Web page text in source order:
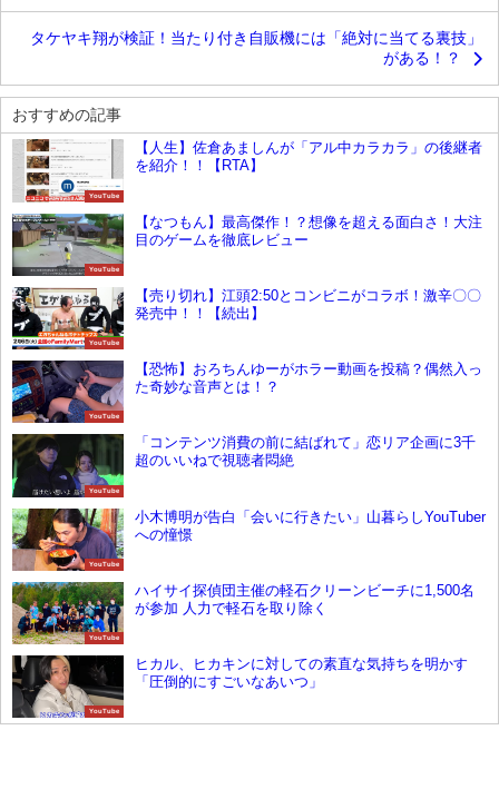
タケヤキ翔が検証！当たり付き自販機には「絶対に当てる裏技」
がある！？
おすすめの記事
YouTube
【人生】佐倉あましんが「アル中カラカラ」の後継者
を紹介！！【RTA】
YouTube
【なつもん】最高傑作！？想像を超える面白さ！大注
目のゲームを徹底レビュー
YouTube
【売り切れ】江頭2:50とコンビニがコラボ！激辛〇〇
発売中！！【続出】
YouTube
【恐怖】おろちんゆーがホラー動画を投稿？偶然入っ
た奇妙な音声とは！？
YouTube
「コンテンツ消費の前に結ばれて」恋リア企画に3千
超のいいねで視聴者悶絶
YouTube
小木博明が告白「会いに行きたい」山暮らしYouTuber
への憧憬
YouTube
ハイサイ探偵団主催の軽石クリーンビーチに1,500名
が参加 人力で軽石を取り除く
YouTube
ヒカル、ヒカキンに対しての素直な気持ちを明かす
「圧倒的にすごいなあいつ」